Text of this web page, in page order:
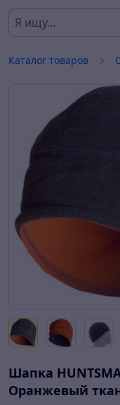
Каталог товаров
Шапка
Оранжевый